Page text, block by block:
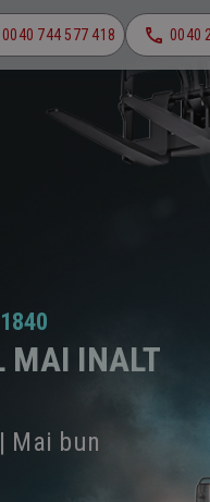
0040 744 577 418 0040
MAI INALT
Mai bun